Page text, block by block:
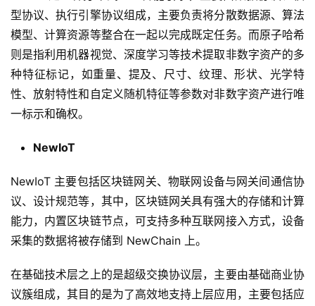
型协议、执行引擎协议组成，主要负责将分散数据源、算法
模型、计算资源等整合在一起以完成既定任务。而原子哈希
则是指利用机器视觉、深度学习等技术提取非数字资产的多
种特征标记，如重量、提及、尺寸、纹理、形状、光学特
性、放射特性和自定义随机特征等参数对非数字资产进行唯
一标示和确权。
NewIoT
NewIoT 主要包括区块链网关、物联网设备与网关间通信协
议、设计规范等，其中，区块链网关具有强大的存储和计算
能力，内置区块链节点，可支持多种互联网接入方式，设备
采集的数据将被存储到 NewChain 上。
在基础技术层之上的是超级交换协议层，主要由基础商业协
议簇组成，其目的是为了高效地支持上层应用，主要包括应